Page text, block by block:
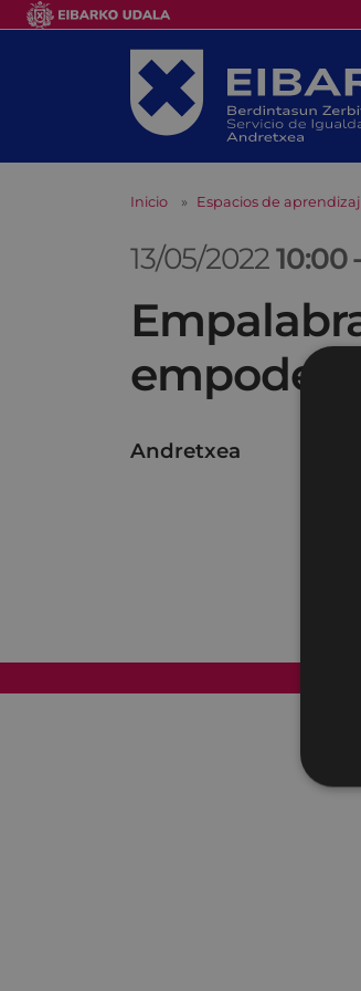
Inicio Espacios de
13/05/202210:00-
Andretxea